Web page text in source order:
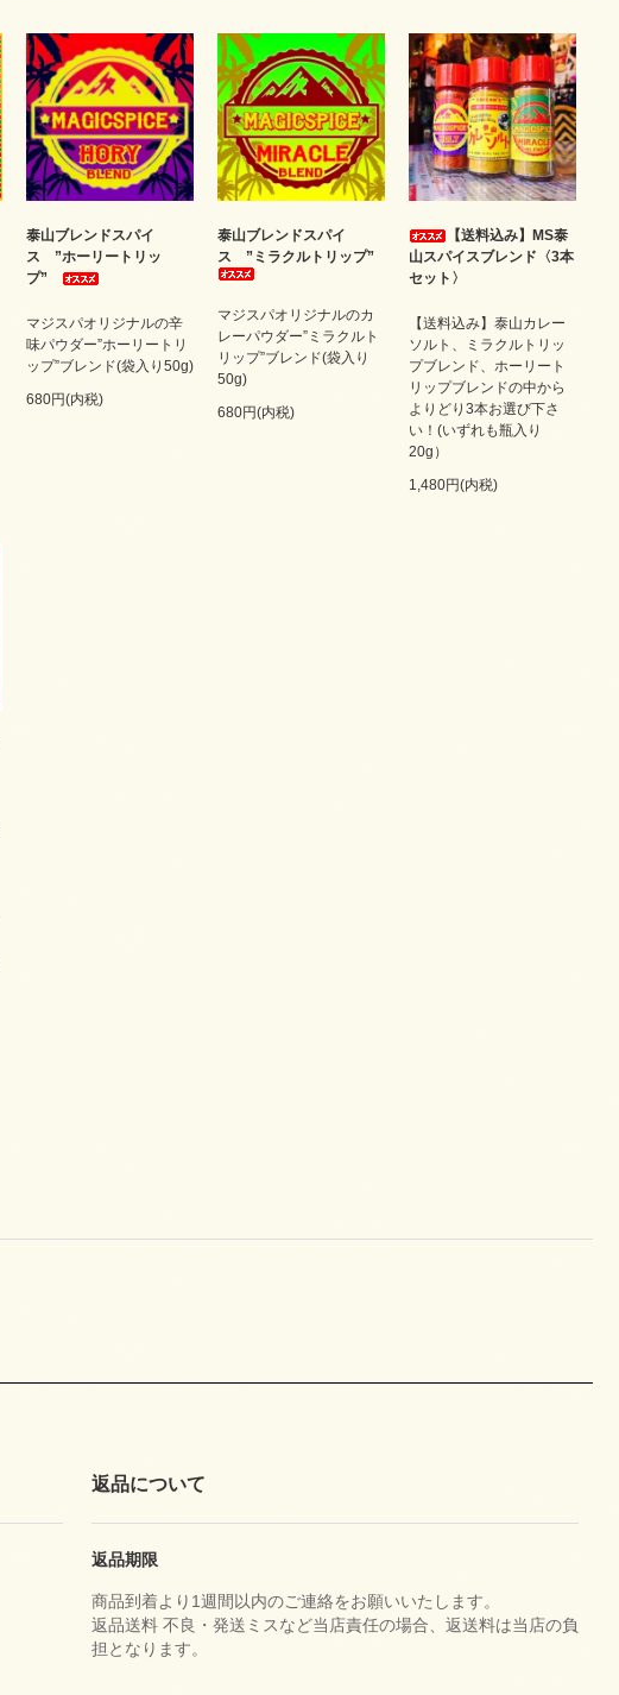
泰山ブレンドスパイ
ス ”ホーリートリッ
プ”
マジスパオリジナルの辛
味パウダー”ホーリートリ
ップ”ブレンド(袋入り50g)
680円(内税)
泰山ブレンドスパイ
ス ”ミラクルトリップ”
マジスパオリジナルのカ
レーパウダー”ミラクルト
リップ”ブレンド(袋入り
50g)
680円(内税)
【送料込み】MS泰
山スパイスブレンド〈3本
セット〉
【送料込み】泰山カレー
ソルト、ミラクルトリッ
プブレンド、ホーリート
リップブレンドの中から
よりどり3本お選び下さ
い！(いずれも瓶入り
20g）
1,480円(内税)
返品について
返品期限
商品到着より1週間以内のご連絡をお願いいたします。
返品送料 不良・発送ミスなど当店責任の場合、返送料は当店の負
担となります。